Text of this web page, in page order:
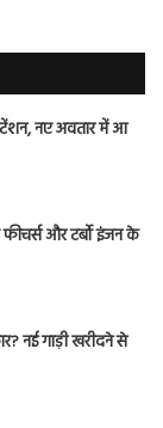
नए अवतार में आ
और टर्बो इंजन के
नई गाड़ी खरीदने से